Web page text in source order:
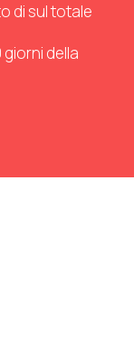
di sul totale
della